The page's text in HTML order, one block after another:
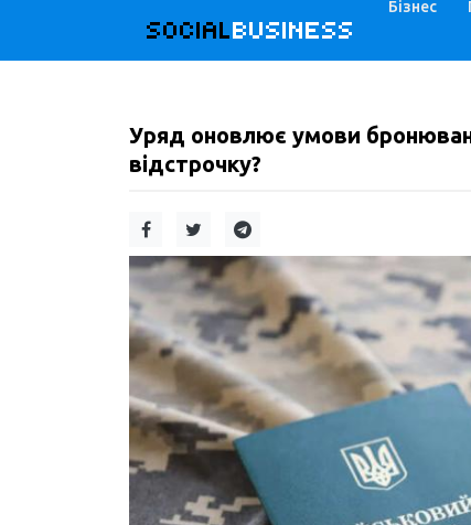
SOCIALBUSINESS
Бізнес
Уряд оновлює умови
відстрочку?